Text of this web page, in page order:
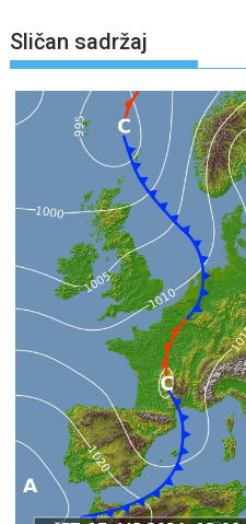
Sličan sadržaj